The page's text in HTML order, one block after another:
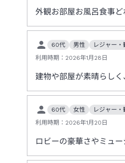
外観お部屋お風呂食事
60代 男性
レジャー・
利用時期： 2026年1月28日
建物や部屋が素晴らし
60代 女性
レジャー・
利用時期： 2026年1月20日
ロビーの豪華さやミュ